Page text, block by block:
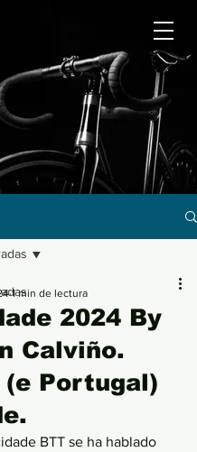
2024 By
Calviño.
Portugal)
1 min de lectura
BTT se ha hablado